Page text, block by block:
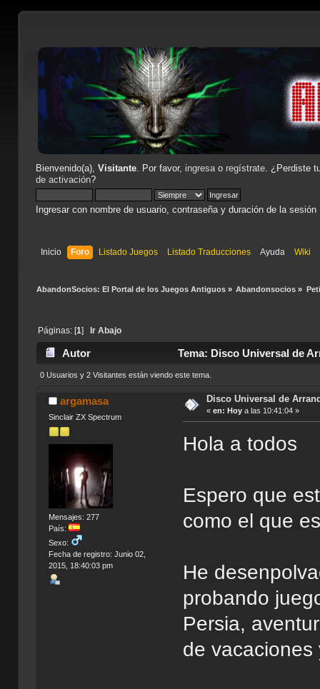
Bienvenido(a), Visitante. Por favor, ingresao regístrate. ¿Perdiste
de activación?
Ingresar con nombre de usuario, contraseña y duración de la sesión
Inicio Foro Listado Juegos Listado Traducciones Ayuda Wiki
AbandonSocios: El Portal de los Juegos Antiguos» Abandonsocios »
Páginas: [1] Ir Abajo
Autor Tema: Disco Universal de
0 Usuarios y 2 Visitantes están viendo este tema.
argamasa
Sinclair ZX Spectrum
Mensajes: 277
País:
Sexo:
Fecha de registro: Junio 02,
2015, 18:40:03 pm
Disco Universal de
« en: Hoya las 10:41:04 »
Hola a todos
Espero que
como el que
He
probando
Persia,
de